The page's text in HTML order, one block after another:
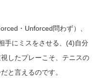
・Unforced問わず）、
手にミスをさせる、(4)自分
したプレーこそ、テニスの
と言えるのです。